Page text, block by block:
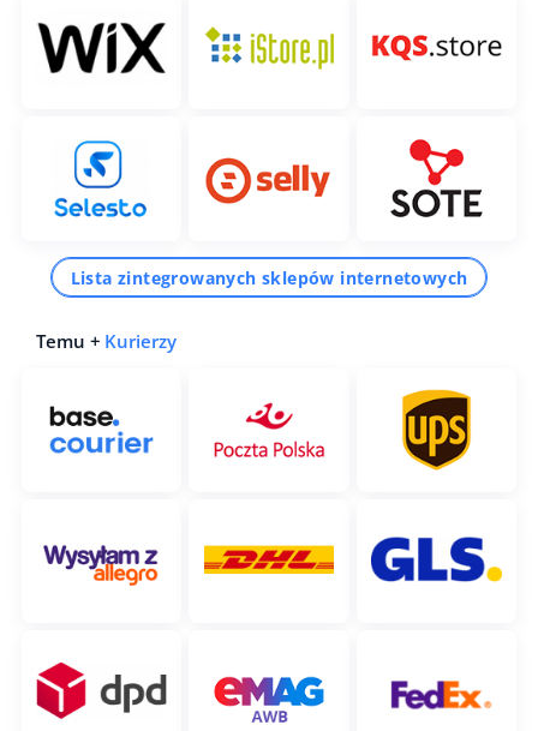
Lista zintegrowanych sklepów internetowych
Temu + Kurierzy